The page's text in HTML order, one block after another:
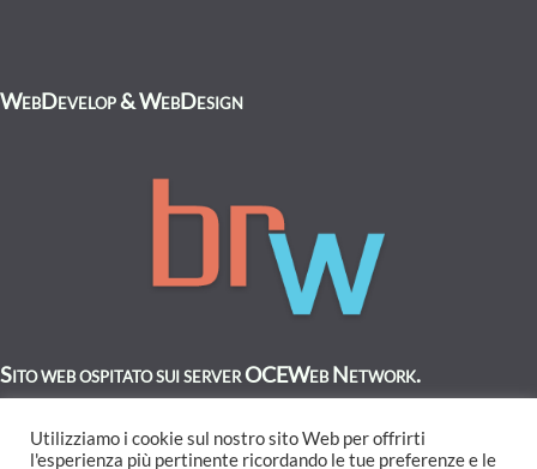
WebDevelop & WebDesign
Sito web ospitato sui server OCEWeb Network.
Utilizziamo i cookie sul nostro sito Web per offrirti
l'esperienza più pertinente ricordando le tue preferenze e le